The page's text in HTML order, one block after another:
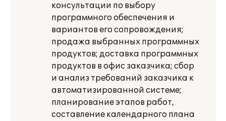
консультации по выбору
программного обеспечения и
вариантов его сопровождения;
продажа выбранных программных
продуктов; доставка программных
продуктов в офис заказчика; сбор
и анализ требований заказчика к
автоматизированной системе;
планирование этапов работ,
составление календарного плана